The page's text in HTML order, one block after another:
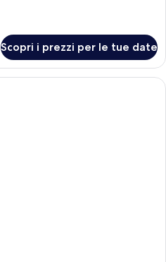
Scopri i prezzi per le tue date